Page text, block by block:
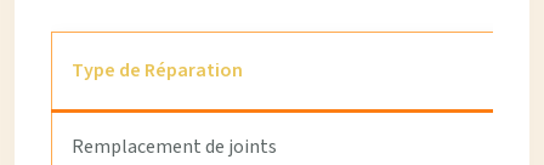
Type de Réparation
Remplacement de joints